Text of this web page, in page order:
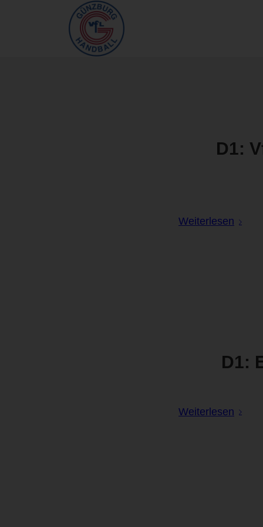
D1:
Weiterlesen
D1:
Weiterlesen